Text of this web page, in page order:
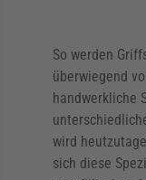
So werden
überwiegend
handwerkliche
wird
sich diese